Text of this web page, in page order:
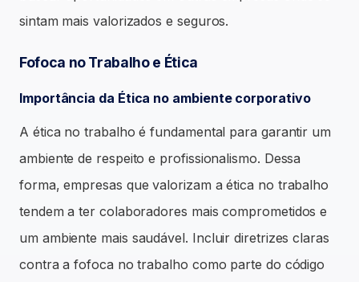
sintam mais valorizados e seguros.
Fofoca no Trabalho e Ética
Importância da Ética no ambiente corporativo
A ética no trabalho é fundamental para garantir um
ambiente de respeito e profissionalismo. Dessa
forma, empresas que valorizam a ética no trabalho
tendem a ter colaboradores mais comprometidos e
um ambiente mais saudável. Incluir diretrizes claras
contra a fofoca no trabalho como parte do código